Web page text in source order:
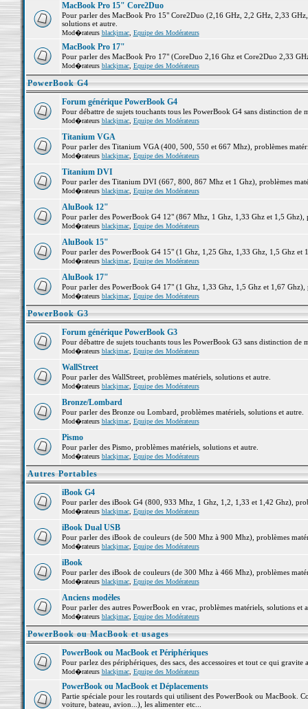
MacBook Pro 15" Core2Duo
Pour parler des MacBook Pro 15" Core2Duo (2,16 GHz, 2,2 GHz, 2,33
solutions et autre.
Mod�rateurs blackjmac, Equipe des Modérateurs
MacBook Pro 17"
Pour parler des MacBook Pro 17" (CoreDuo 2,16 Ghz et Core2Duo 2,33
Mod�rateurs blackjmac, Equipe des Modérateurs
PowerBook G4
Forum générique PowerBook G4
Pour débattre de sujets touchants tous les PowerBook G4 sans distinction de
Mod�rateurs blackjmac, Equipe des Modérateurs
Titanium VGA
Pour parler des Titanium VGA (400, 500, 550 et 667 Mhz), problèmes
Mod�rateurs blackjmac, Equipe des Modérateurs
Titanium DVI
Pour parler des Titanium DVI (667, 800, 867 Mhz et 1 Ghz), problèmes
Mod�rateurs blackjmac, Equipe des Modérateurs
AluBook 12"
Pour parler des PowerBook G4 12" (867 Mhz, 1 Ghz, 1,33 Ghz et 1,5 Ghz),
Mod�rateurs blackjmac, Equipe des Modérateurs
AluBook 15"
Pour parler des PowerBook G4 15" (1 Ghz, 1,25 Ghz, 1,33 Ghz, 1,5 Ghz et
Mod�rateurs blackjmac, Equipe des Modérateurs
AluBook 17"
Pour parler des PowerBook G4 17" (1 Ghz, 1,33 Ghz, 1,5 Ghz et 1,67 Ghz),
Mod�rateurs blackjmac, Equipe des Modérateurs
PowerBook G3
Forum générique PowerBook G3
Pour débattre de sujets touchants tous les PowerBook G3 sans distinction de
Mod�rateurs blackjmac, Equipe des Modérateurs
WallStreet
Pour parler des WallStreet, problèmes matériels, solutions et autre.
Mod�rateurs blackjmac, Equipe des Modérateurs
Bronze/Lombard
Pour parler des Bronze ou Lombard, problèmes matériels, solutions et autre.
Mod�rateurs blackjmac, Equipe des Modérateurs
Pismo
Pour parler des Pismo, problèmes matériels, solutions et autre.
Mod�rateurs blackjmac, Equipe des Modérateurs
Autres Portables
iBook G4
Pour parler des iBook G4 (800, 933 Mhz, 1 Ghz, 1,2, 1,33 et 1,42 Ghz),
Mod�rateurs blackjmac, Equipe des Modérateurs
iBook Dual USB
Pour parler des iBook de couleurs (de 500 Mhz à 900 Mhz), problèmes
Mod�rateurs blackjmac, Equipe des Modérateurs
iBook
Pour parler des iBook de couleurs (de 300 Mhz à 466 Mhz), problèmes
Mod�rateurs blackjmac, Equipe des Modérateurs
Anciens modèles
Pour parler des autres PowerBook en vrac, problèmes matériels, solutions et
Mod�rateurs blackjmac, Equipe des Modérateurs
PowerBook ou MacBook et usages
PowerBook ou MacBook et Périphériques
Pour parlez des périphériques, des sacs, des accessoires et tout ce qui
Mod�rateurs blackjmac, Equipe des Modérateurs
PowerBook ou MacBook et Déplacements
Partie spéciale pour les routards qui utilisent des PowerBook ou MacBook.
voiture, bateau, avion...), les alimenter etc...